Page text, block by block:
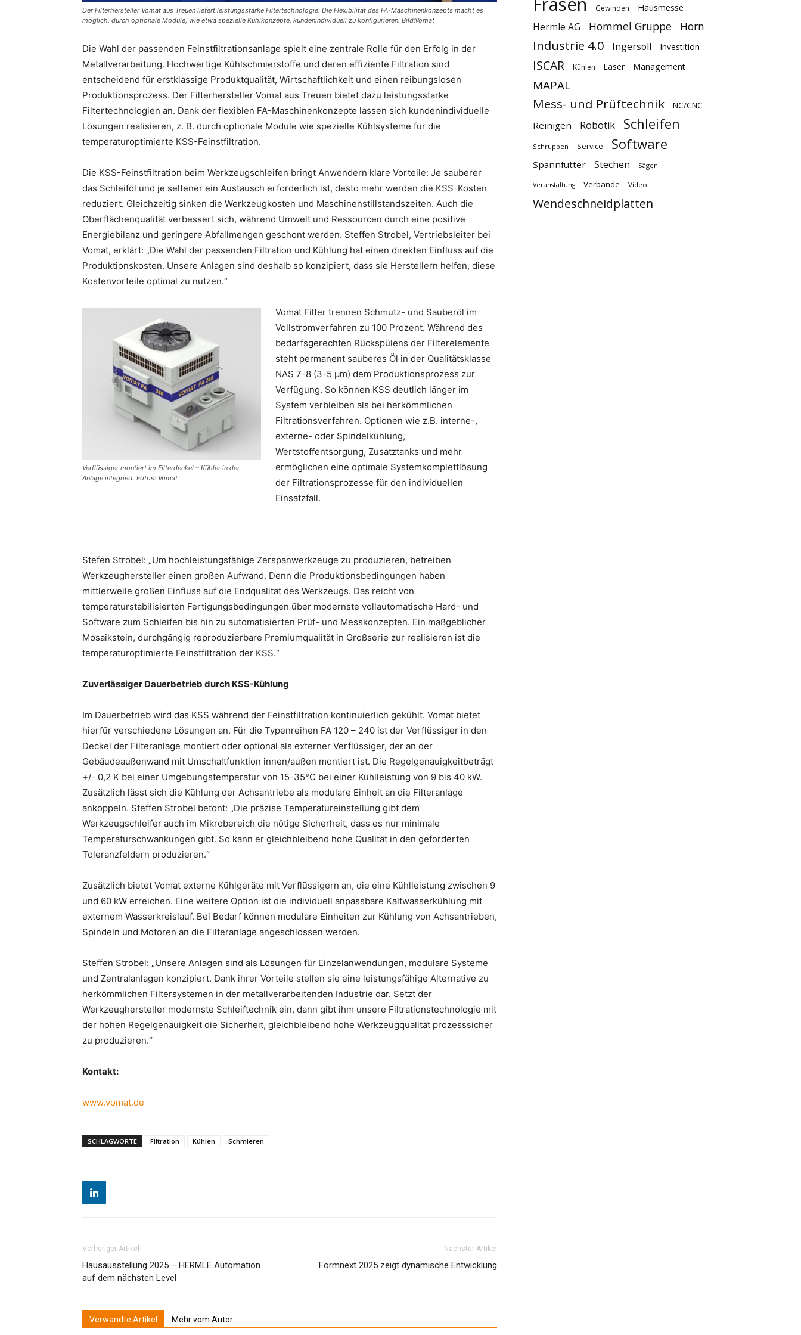
Der Filterhersteller Vomat aus Treuen liefert leistungsstarke Filtertechnologie. Die Flexibilität des FA-Maschinenkonzepts macht es
möglich, durch optionale Module, wie etwa spezielle Kühlkonzepte, kundenindividuell zu konfigurieren. Bild:Vomat
Die Wahl der passenden Feinstfiltrationsanlage spielt eine zentrale Rolle für den Erfolg in der
Metallverarbeitung. Hochwertige Kühlschmierstoffe und deren effiziente Filtration sind
entscheidend für erstklassige Produktqualität, Wirtschaftlichkeit und einen reibungslosen
Produktionsprozess. Der Filterhersteller Vomat aus Treuen bietet dazu leistungsstarke
Filtertechnologien an. Dank der flexiblen FA-Maschinenkonzepte lassen sich kundenindividuelle
Lösungen realisieren, z. B. durch optionale Module wie spezielle Kühlsysteme für die
temperaturoptimierte KSS-Feinstfiltration.
Die KSS-Feinstfiltration beim Werkzeugschleifen bringt Anwendern klare Vorteile: Je sauberer
das Schleiföl und je seltener ein Austausch erforderlich ist, desto mehr werden die KSS-Kosten
reduziert. Gleichzeitig sinken die Werkzeugkosten und Maschinenstillstandszeiten. Auch die
Oberflächenqualität verbessert sich, während Umwelt und Ressourcen durch eine positive
Energiebilanz und geringere Abfallmengen geschont werden. Steffen Strobel, Vertriebsleiter bei
Vomat, erklärt: „Die Wahl der passenden Filtration und Kühlung hat einen direkten Einfluss auf die
Produktionskosten. Unsere Anlagen sind deshalb so konzipiert, dass sie Herstellern helfen, diese
Kostenvorteile optimal zu nutzen.“
Verflüssiger montiert im Filterdeckel – Kühler in der
Anlage integriert. Fotos: Vomat
Vomat Filter trennen Schmutz- und Sauberöl im
Vollstromverfahren zu 100 Prozent. Während des
bedarfsgerechten Rückspülens der Filterelemente
steht permanent sauberes Öl in der Qualitätsklasse
NAS 7-8 (3-5 µm) dem Produktionsprozess zur
Verfügung. So können KSS deutlich länger im
System verbleiben als bei herkömmlichen
Filtrationsverfahren. Optionen wie z.B. interne-,
externe- oder Spindelkühlung,
Wertstoffentsorgung, Zusatztanks und mehr
ermöglichen eine optimale Systemkomplettlösung
der Filtrationsprozesse für den individuellen
Einsatzfall.
Stefen Strobel: „Um hochleistungsfähige Zerspanwerkzeuge zu produzieren, betreiben
Werkzeughersteller einen großen Aufwand. Denn die Produktionsbedingungen haben
mittlerweile großen Einfluss auf die Endqualität des Werkzeugs. Das reicht von
temperaturstabilisierten Fertigungsbedingungen über modernste vollautomatische Hard- und
Software zum Schleifen bis hin zu automatisierten Prüf- und Messkonzepten. Ein maßgeblicher
Mosaikstein, durchgängig reproduzierbare Premiumqualität in Großserie zur realisieren ist die
temperaturoptimierte Feinstfiltration der KSS.“
Zuverlässiger Dauerbetrieb durch KSS-Kühlung
Im Dauerbetrieb wird das KSS während der Feinstfiltration kontinuierlich gekühlt. Vomat bietet
hierfür verschiedene Lösungen an. Für die Typenreihen FA 120 – 240 ist der Verflüssiger in den
Deckel der Filteranlage montiert oder optional als externer Verflüssiger, der an der
Gebäudeaußenwand mit Umschaltfunktion innen/außen montiert ist. Die Regelgenauigkeitbeträgt
+/- 0,2 K bei einer Umgebungstemperatur von 15-35°C bei einer Kühlleistung von 9 bis 40 kW.
Zusätzlich lässt sich die Kühlung der Achsantriebe als modulare Einheit an die Filteranlage
ankoppeln. Steffen Strobel betont: „Die präzise Temperatureinstellung gibt dem
Werkzeugschleifer auch im Mikrobereich die nötige Sicherheit, dass es nur minimale
Temperaturschwankungen gibt. So kann er gleichbleibend hohe Qualität in den geforderten
Toleranzfeldern produzieren.“
Zusätzlich bietet Vomat externe Kühlgeräte mit Verflüssigern an, die eine Kühlleistung zwischen 9
und 60 kW erreichen. Eine weitere Option ist die individuell anpassbare Kaltwasserkühlung mit
externem Wasserkreislauf. Bei Bedarf können modulare Einheiten zur Kühlung von Achsantrieben,
Spindeln und Motoren an die Filteranlage angeschlossen werden.
Steffen Strobel: „Unsere Anlagen sind als Lösungen für Einzelanwendungen, modulare Systeme
und Zentralanlagen konzipiert. Dank ihrer Vorteile stellen sie eine leistungsfähige Alternative zu
herkömmlichen Filtersystemen in der metallverarbeitenden Industrie dar. Setzt der
Werkzeughersteller modernste Schleiftechnik ein, dann gibt ihm unsere Filtrationstechnologie mit
der hohen Regelgenauigkeit die Sicherheit, gleichbleibend hohe Werkzeugqualität prozesssicher
zu produzieren.“
Kontakt:
www.vomat.de
SCHLAGWORTE Filtration Kühlen Schmieren
Vorheriger Artikel
Hausausstellung 2025 – HERMLE Automation
auf dem nächsten Level
Nächster Artikel
Formnext 2025 zeigt dynamische Entwicklung
Verwandte Artikel Mehr vom Autor
Gewinden Hausmesse
Hermle AG Hommel Gruppe Horn
Industrie 4.0 Ingersoll Investition
ISCAR Kühlen Laser Management
MAPAL
Mess- und Prüftechnik NC/CNC
Reinigen Robotik Schleifen
Schruppen Service Software
Spannfutter Stechen Sägen
Veranstaltung Verbände Video
Wendeschneidplatten